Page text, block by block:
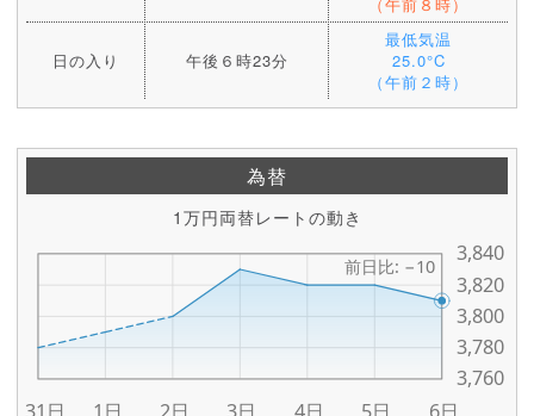
（午前８時）
日の入り 午後６時23分
最低気温
25.0°C
（午前２時）
為替
1万円両替レートの動き